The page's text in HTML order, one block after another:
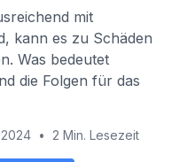
mit
kann es zu Schäden
Was bedeutet
die Folgen für das
• 2 Min. Lesezeit